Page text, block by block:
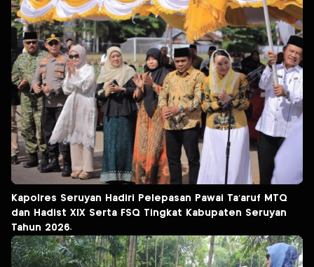
Kapolres Seruyan Hadiri Pelepasan Pawai Ta’aruf MTQ
dan Hadist XlX Serta FSQ Tingkat Kabupaten Seruyan
Tahun 2026.